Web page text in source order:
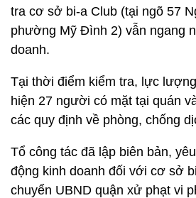
tra cơ sở bi-a Club (tại ngõ 57
phường Mỹ Đình 2) vẫn ngang
doanh.
Tại thời điểm kiểm tra, lực
hiện 27 người có mặt tại quán
các quy định về phòng, chống
Tổ công tác đã lập biên bản,
động kinh doanh đối với cơ sở
chuyển UBND quận xử phạt vi